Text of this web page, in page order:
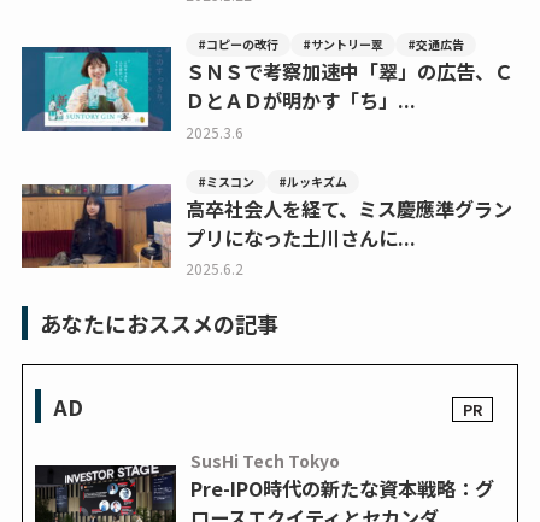
#コピーの改行 #サントリー翠 #交通広告
ＳＮＳで考察加速中「翠」の広告、Ｃ
ＤとＡＤが明かす「ち」...
2025.3.6
#ミスコン #ルッキズム
高卒社会人を経て、ミス慶應準グラン
プリになった土川さんに...
2025.6.2
あなたにおススメの記事
AD
SusHi Tech Tokyo
Pre-IPO時代の新たな資本戦略：グ